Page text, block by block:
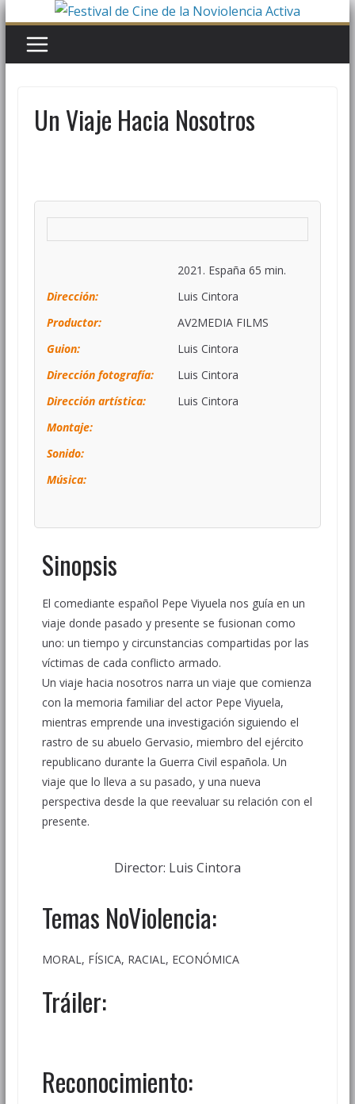
Un Viaje Hacia Nosotros
2021. España 65 min.
Dirección:
Luis Cintora
Productor:
AV2MEDIA FILMS
Guion:
Luis Cintora
Dirección fotografía:
Luis Cintora
Dirección artística:
Luis Cintora
Montaje:
Sonido:
Música:
Sinopsis
El comediante español Pepe Viyuela nos guía en un
viaje donde pasado y presente se fusionan como
uno: un tiempo y circunstancias compartidas por las
víctimas de cada conflicto armado.
Un viaje hacia nosotros narra un viaje que comienza
con la memoria familiar del actor Pepe Viyuela,
mientras emprende una investigación siguiendo el
rastro de su abuelo Gervasio, miembro del ejército
republicano durante la Guerra Civil española. Un
viaje que lo lleva a su pasado, y una nueva
perspectiva desde la que reevaluar su relación con el
presente.
Director: Luis Cintora
Temas NoViolencia:
MORAL, FÍSICA, RACIAL, ECONÓMICA
Tráiler:
Reconocimiento: